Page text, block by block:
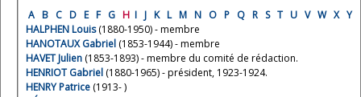
A B C D E F G H I J K L M N O P Q R S T U V W X Y
HALPHEN Louis(1880-1950) - membre
HANOTAUX Gabriel (1853-1944) - membre
HAVET Julien (1853-1893) - membre du comité de rédaction.
HENRIOT Gabriel (1880-1965) - président, 1923-1924.
HENRY Patrice (1913- )